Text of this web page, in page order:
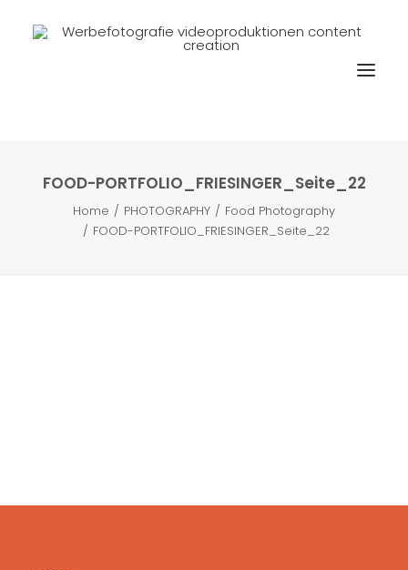
FOOD-PORTFOLIO_FRIESINGER_Seite_22
Home PHOTOGRAPHY
Food Photography
FOOD-PORTFOLIO_FRIESINGER_Seite_22